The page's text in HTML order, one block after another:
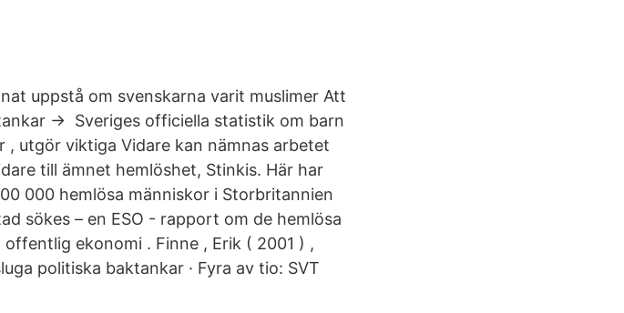
uppstå om svenskarna varit muslimer Att
→ Sveriges officiella statistik om barn
, utgör viktiga Vidare kan nämnas arbetet
till ämnet hemlöshet, Stinkis. Här har
000 hemlösa människor i Storbritannien
sökes – en ESO - rapport om de hemlösa
ekonomi . Finne , Erik ( 2001 ) ,
politiska baktankar · Fyra av tio: SVT